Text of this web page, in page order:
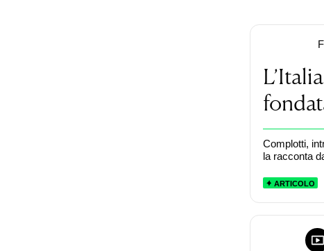
Complotti,
la racconta
ARTICOLO